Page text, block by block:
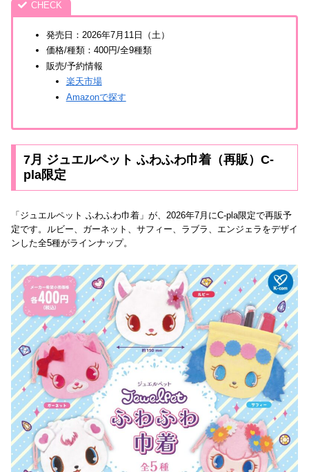
発売日：2026年7月11日（土）
価格/種類：400円/全9種類
販売/予約情報
楽天市場
Amazonで探す
7月 ジュエルペット ふわふわ巾着（再販）C-
pla限定
「ジュエルペット ふわふわ巾着」が、2026年7月にC-pla限定で再販予
定です。ルビー、ガーネット、サフィー、ラブラ、エンジェラをデザイ
ンした全5種がラインナップ。